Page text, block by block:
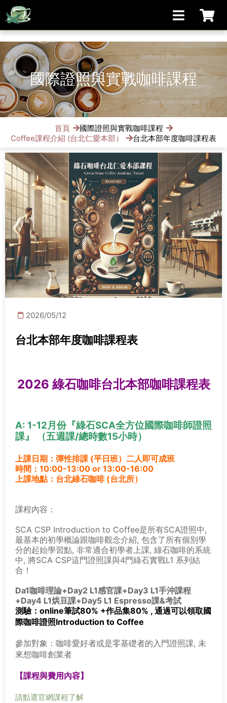
[手機/平板選擇頁面, 請點選螢幕左上方橫線條小圖]
國際證照與實戰咖啡課程
首頁
國際證照與實戰咖啡課程
Coffee課程介紹 (台北仁愛本部）
台北本部年度咖啡課程表
2026/05/12
台北本部年度咖啡課程表
2026 綠石咖啡台北本部咖啡課程表
A: 1-12月份『綠石SCA全方位國際咖啡師證照
課』 （五週課/總時數15小時）
上課日期：彈性排課 (平日班）二人即可成班
時間：10:00-13:00 or 13:00-16:00
上課地點：台北綠石咖啡 (台北所）
課程內容：
SCA CSP Introduction to Coffee是所有SCA證照中,
最基本的初學概論跟咖啡觀念介紹, 包含了所有個別學
分的起始學習點, 非常適合初學者上課, 綠石咖啡的系統
中, 將SCA CSP這門證照課與4門綠石實戰L1 系列結
合！
Da1咖啡理論+Day2 L1感官課+Day3 L1手沖課程
+Day4 L1烘豆課+Day5 L1 Espresso課&考試
測驗：online筆試80% +作品集80% , 通過可以領取國
際咖啡證照Introduction to Coffee
參加對象：咖啡愛好者或是零基礎者的入門證照課, 未
來想咖啡創業者
【課程與費用內容】
請點選官網課程了解